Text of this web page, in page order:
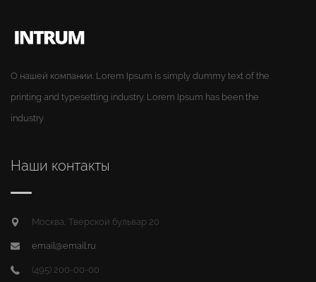
О нашей компании. Lorem Ipsum is simply dummy text of the
printing and typesetting industry. Lorem Ipsum has been the
industry
Наши контакты
Москва, Тверской бульвар 20
email@email.ru
(495) 200-00-00